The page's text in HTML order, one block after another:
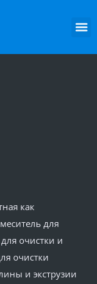
как
для
очистки и
очистки
и экструзии